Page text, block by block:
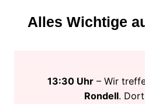
Alles Wichtige
13:30 Uhr– Wir
Rondell.